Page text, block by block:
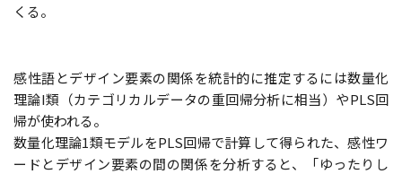
くる。
感性語とデザイン要素の関係を統計的に推定するには数量化
理論I類（カテゴリカルデータの重回帰分析に相当）やPLS回
帰が使われる。
数量化理論1類モデルをPLS回帰で計算して得られた、感性ワ
ードとデザイン要素の間の関係を分析すると、「ゆったりし